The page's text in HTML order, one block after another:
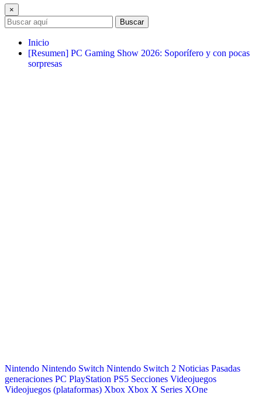
×
Buscar
Inicio
[Resumen] PC Gaming Show 2026: Soporífero y con pocas
sorpresas
Nintendo Nintendo Switch Nintendo Switch 2 Noticias Pasadas
generaciones PC PlayStation PS5 Secciones Videojuegos
Videojuegos (plataformas) Xbox Xbox X Series XOne